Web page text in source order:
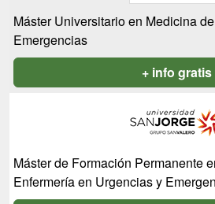
Máster Universitario en Medicina
Emergencias
+ info gratis
Máster de Formación Permanente
Enfermería en Urgencias y